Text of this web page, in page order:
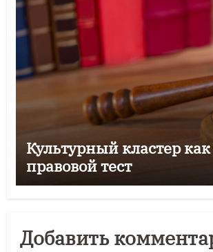
Культурный кластер как
правовой тест
Добавить